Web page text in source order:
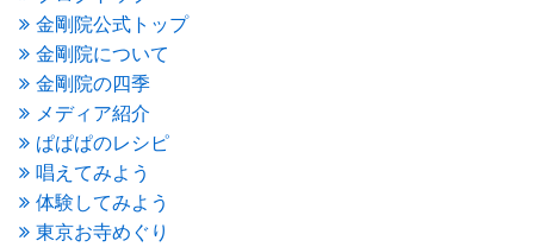
2016年3月(4)
2016年2月(5)
2016年1月(3)
2015年12月(6)
2015年11月(4)
2015年10月
(4)
2015年9月
(3)
2015年8月(4)
2015年7月(4)
2015年6月(3)
金剛院公式トップ
金剛院について
金剛院の四季
メディア紹介
ぱぱぱのレシピ
唱えてみよう
体験してみよう
東京お寺めぐり